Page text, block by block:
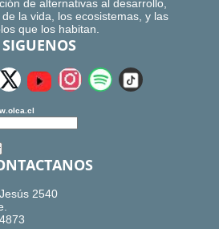
de alternativas al desarrollo,
la vida, los ecosistemas, y las
que los habitan.
SIGUENOS
2540